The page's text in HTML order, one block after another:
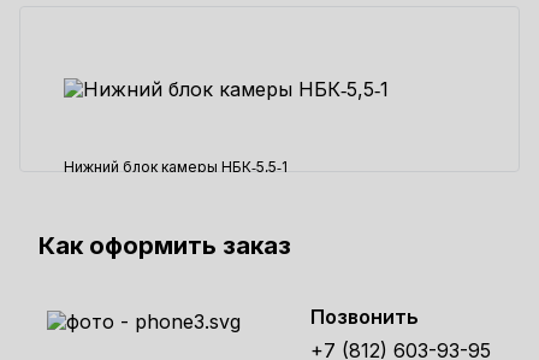
Нижний блок камеры НБК‑5,5‑1
Как оформить заказ
Позвонить
+7 (812) 603-93-95